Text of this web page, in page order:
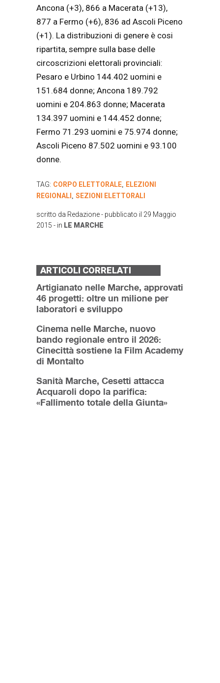
Ancona (+3), 866 a Macerata (+13),
877 a Fermo (+6), 836 ad Ascoli Piceno
(+1). La distribuzioni di genere è cosi
ripartita, sempre sulla base delle
circoscrizioni elettorali provinciali:
Pesaro e Urbino 144.402 uomini e
151.684 donne; Ancona 189.792
uomini e 204.863 donne; Macerata
134.397 uomini e 144.452 donne;
Fermo 71.293 uomini e 75.974 donne;
Ascoli Piceno 87.502 uomini e 93.100
donne.
TAG: CORPO ELETTORALE
ELEZIONI
REGIONALI
SEZIONI ELETTORALI
scritto da Redazione- pubblicato il 29 Maggio
2015 - in LE MARCHE
ARTICOLI CORRELATI
Artigianato nelle Marche, approvati
46 progetti: oltre un milione per
laboratori e sviluppo
Cinema nelle Marche, nuovo
bando regionale entro il 2026:
Cinecittà sostiene la Film Academy
di Montalto
Sanità Marche, Cesetti attacca
Acquaroli dopo la parifica:
«Fallimento totale della Giunta»